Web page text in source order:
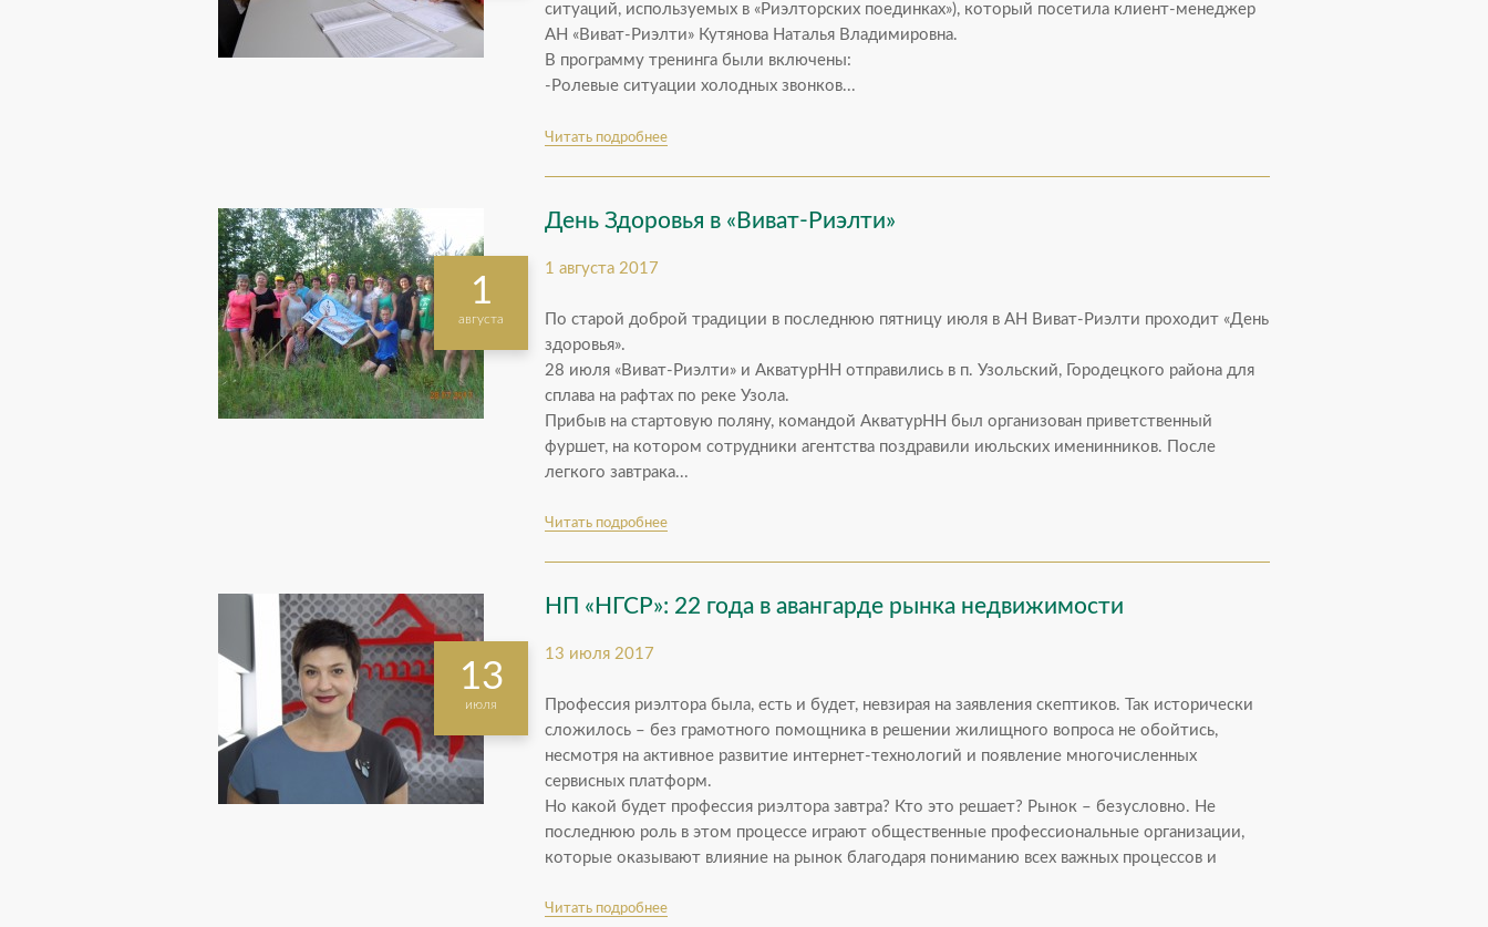
ситуаций, используемых в «Риэлторских поединках»), который посетила клиент-менеджер
АН «Виват-Риэлти» Кутянова Наталья Владимировна.
В программу тренинга были включены:
-Ролевые ситуации холодных звонков...
Читать подробнее
1
августа
День Здоровья в «Виват-Риэлти»
1 августа 2017
По старой доброй традиции в последнюю пятницу июля в АН Виват-Риэлти проходит «День
здоровья».
28 июля «Виват-Риэлти» и АкватурНН отправились в п. Узольский, Городецкого района для
сплава на рафтах по реке Узола.
Прибыв на стартовую поляну, командой АкватурНН был организован приветственный
фуршет, на котором сотрудники агентства поздравили июльских именинников. После
легкого завтрака...
Читать подробнее
13
июля
НП «НГСР»: 22 года в авангарде рынка недвижимости
13 июля 2017
Профессия риэлтора была, есть и будет, невзирая на заявления скептиков. Так исторически
сложилось – без грамотного помощника в решении жилищного вопроса не обойтись,
несмотря на активное развитие интернет-технологий и появление многочисленных
сервисных платформ.
Но какой будет профессия риэлтора завтра? Кто это решает? Рынок – безусловно. Не
последнюю роль в этом процессе играют общественные профессиональные организации,
которые оказывают влияние на рынок благодаря пониманию всех важных процессов и
Читать подробнее